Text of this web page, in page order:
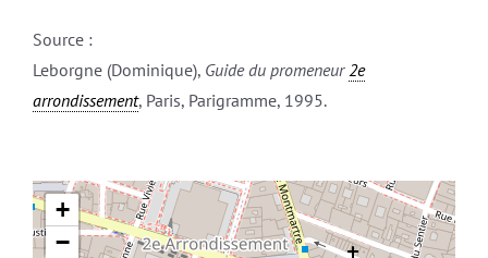
Source :
Leborgne (Dominique), Guide du promeneur2e
arrondissement, Paris, Parigramme, 1995.
+
−